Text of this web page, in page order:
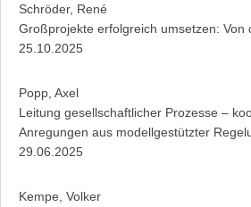
Schröder, René
Großprojekte erfolgreich umsetzen: Von
25.10.2025
Popp, Axel
Leitung gesellschaftlicher Prozesse –
Anregungen aus modellgestützter
29.06.2025
Kempe, Volker